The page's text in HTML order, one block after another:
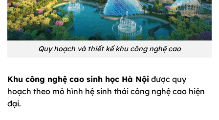
Quy hoạch và thiết kế khu công nghệ cao
Khu công nghệ cao sinh học Hà Nội được quy
hoạch theo mô hình hệ sinh thái công nghệ cao hiện
đại.